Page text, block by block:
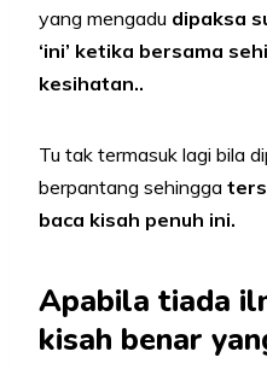
yang mengadu dipaksa
‘ini’ ketika bersama
kesihatan..
Tu tak termasuk lagi bila
berpantang sehingga
baca kisah penuh ini.
Apabila tiada
kisah benar